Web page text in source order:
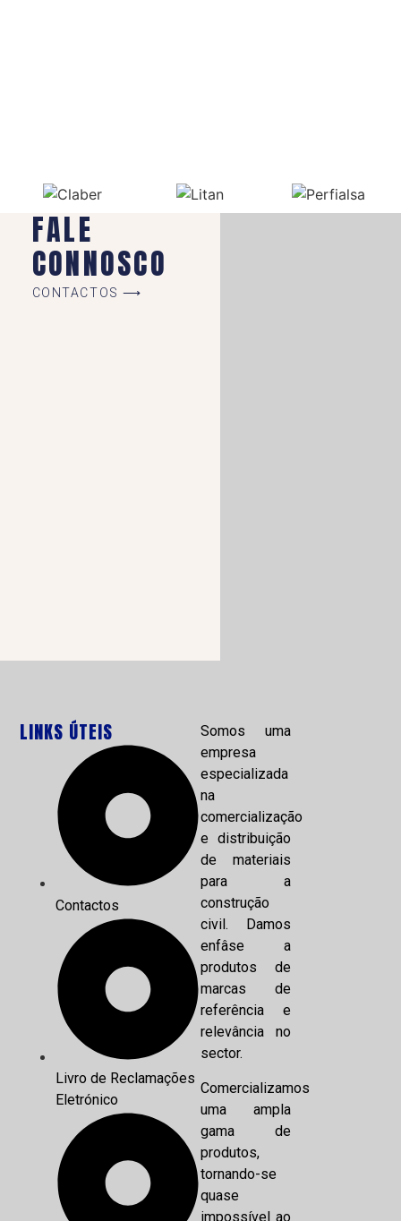
FALE
CONNOSCO
CONTACTOS ⟶
LINKS ÚTEIS
Contactos
Livro de Reclamações
Eletrónico
Somos uma
empresa
especializada
na
comercialização
e distribuição
de materiais
para a
construção
civil. Damos
enfâse a
produtos de
marcas de
referência e
relevância no
sector.
Comercializamos
uma ampla
gama de
produtos,
tornando-se
quase
impossível ao